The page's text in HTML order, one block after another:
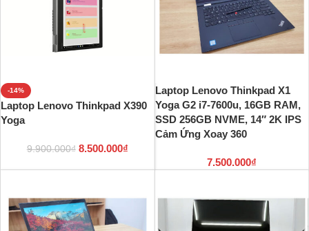
-14%
Laptop Lenovo Thinkpad X390
Yoga
9.900.000₫ 8.500.000₫
Laptop Lenovo Thinkpad X1
Yoga G2 i7-7600u, 16GB RAM,
SSD 256GB NVME, 14″ 2K IPS
Cảm Ứng Xoay 360
7.500.000₫